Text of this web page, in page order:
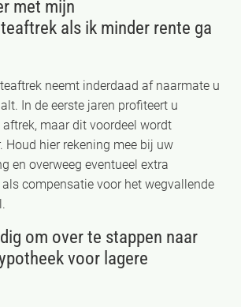
met mijn
als ik minder rente ga
neemt inderdaad af naarmate u
In de eerste jaren profiteert u
maar dit voordeel wordt
Houd hier rekening mee bij uw
en overweeg eventueel extra
compensatie voor het wegvallende
om over te stappen naar
voor lagere